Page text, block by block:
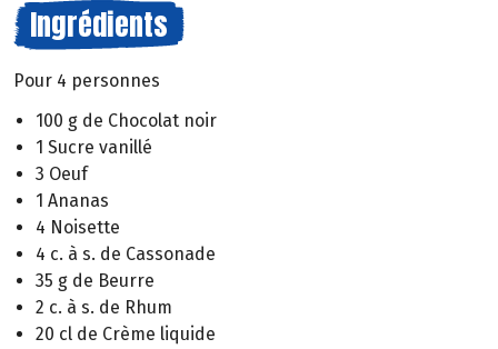
Ingrédients
Pour 4 personnes
100 g de Chocolat noir
1 Sucre vanillé
3 Oeuf
1 Ananas
4 Noisette
4 c. à s. de Cassonade
35 g de Beurre
2 c. à s. de Rhum
20 cl de Crème liquide